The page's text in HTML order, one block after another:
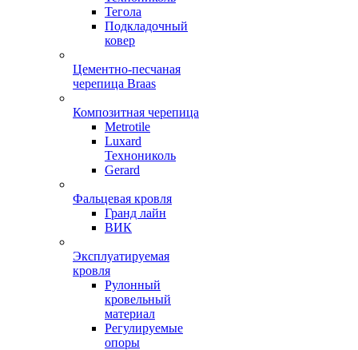
Тегола
Подкладочный
ковер
Цементно-песчаная
черепица Braas
Композитная черепица
Metrotile
Luxard
Технониколь
Gerard
Фальцевая кровля
Гранд лайн
ВИК
Эксплуатируемая
кровля
Рулонный
кровельный
материал
Регулируемые
опоры